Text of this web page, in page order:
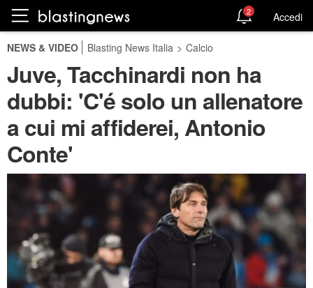
2 Accedi
NEWS & VIDEO Blasting News Italia > Calcio
Juve, Tacchinardi non ha
dubbi: 'C'é solo un allenatore
a cui mi affiderei, Antonio
Conte'